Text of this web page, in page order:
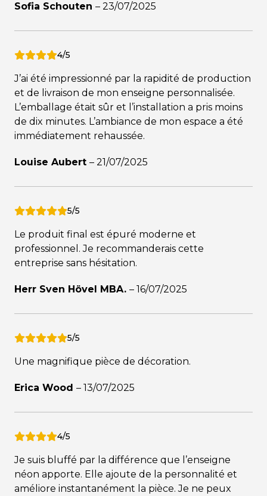
Sofia Schouten – 23/07/2025
4/5
J’ai été impressionné par la rapidité de production
et de livraison de mon enseigne personnalisée.
L’emballage était sûr et l’installation a pris moins
de dix minutes. L’ambiance de mon espace a été
immédiatement rehaussée.
Louise Aubert – 21/07/2025
5/5
Le produit final est épuré moderne et
professionnel. Je recommanderais cette
entreprise sans hésitation.
Herr Sven Hövel MBA. – 16/07/2025
5/5
Une magnifique pièce de décoration.
Erica Wood – 13/07/2025
4/5
Je suis bluffé par la différence que l’enseigne
néon apporte. Elle ajoute de la personnalité et
améliore instantanément la pièce. Je ne peux